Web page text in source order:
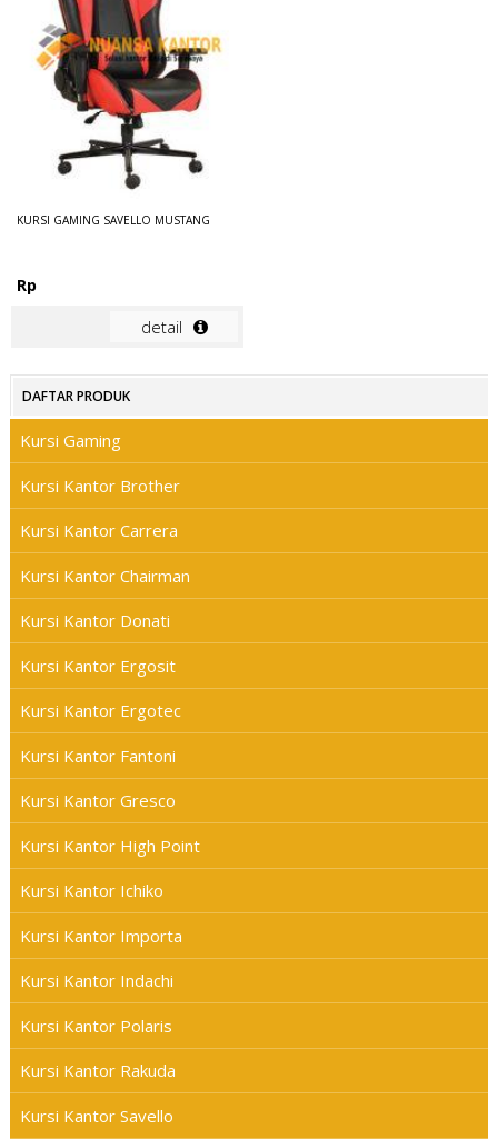
KURSI GAMING SAVELLO MUSTANG
Rp
detail
DAFTAR PRODUK
Kursi Gaming
Kursi Kantor Brother
Kursi Kantor Carrera
Kursi Kantor Chairman
Kursi Kantor Donati
Kursi Kantor Ergosit
Kursi Kantor Ergotec
Kursi Kantor Fantoni
Kursi Kantor Gresco
Kursi Kantor High Point
Kursi Kantor Ichiko
Kursi Kantor Importa
Kursi Kantor Indachi
Kursi Kantor Polaris
Kursi Kantor Rakuda
Kursi Kantor Savello